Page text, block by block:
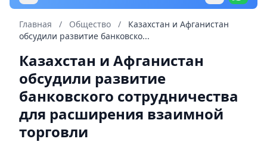
Главная / Общество /
Казахстан и Афганистан
обсудили развитие банковско...
Казахстан и Афганистан
обсудили развитие
банковского сотрудничества
для расширения взаимной
торговли